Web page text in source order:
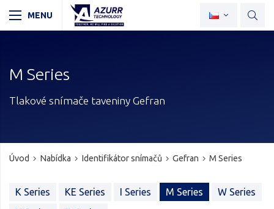
M Series
Tlakové snímače taveniny Gefran
Úvod Nabídka Identifikátor snímačů Gefran M Series
K Series KE Series I Series M Series
W Series